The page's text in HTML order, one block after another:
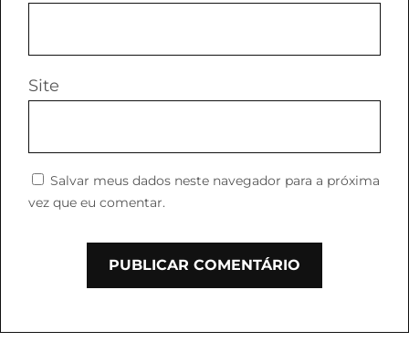
Site
Salvar meus dados neste navegador para a próxima
vez que eu comentar.